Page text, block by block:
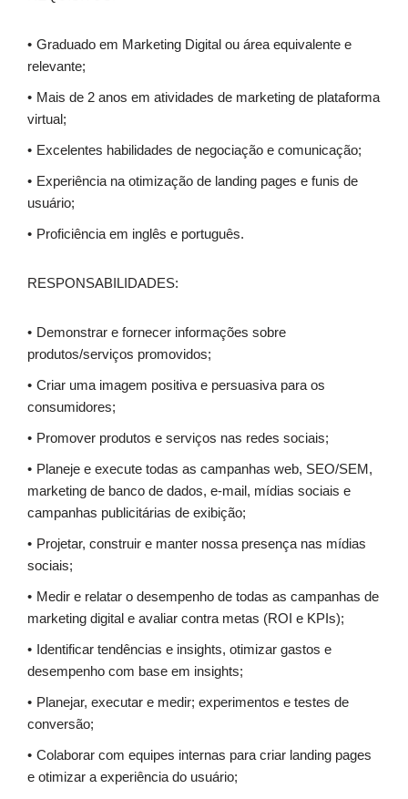
Graduado em Marketing Digital ou área equivalente e
relevante;
Mais de 2 anos em atividades de marketing de plataforma
virtual;
Excelentes habilidades de negociação e comunicação;
Experiência na otimização de landing pages e funis de
usuário;
Proficiência em inglês e português.
RESPONSABILIDADES:
Demonstrar e fornecer informações sobre
produtos/serviços promovidos;
Criar uma imagem positiva e persuasiva para os
consumidores;
Promover produtos e serviços nas redes sociais;
Planeje e execute todas as campanhas web, SEO/SEM,
marketing de banco de dados, e-mail, mídias sociais e
campanhas publicitárias de exibição;
Projetar, construir e manter nossa presença nas mídias
sociais;
Medir e relatar o desempenho de todas as campanhas de
marketing digital e avaliar contra metas (ROI e KPIs);
Identificar tendências e insights, otimizar gastos e
desempenho com base em insights;
Planejar, executar e medir; experimentos e testes de
conversão;
Colaborar com equipes internas para criar landing pages
e otimizar a experiência do usuário;